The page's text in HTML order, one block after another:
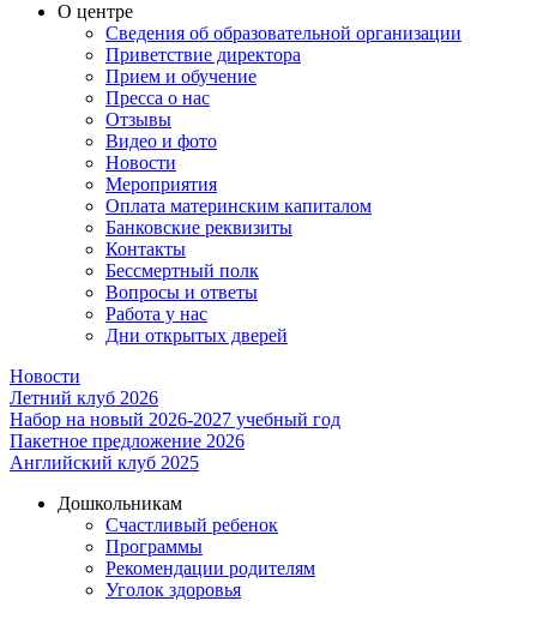
О центре
Сведения об образовательной организации
Приветствие директора
Прием и обучение
Пресса о нас
Отзывы
Видео и фото
Новости
Мероприятия
Оплата материнским капиталом
Банковские реквизиты
Контакты
Бессмертный полк
Вопросы и ответы
Работа у нас
Дни открытых дверей
Новости
Летний клуб 2026
Набор на новый 2026-2027 учебный год
Пакетное предложение 2026
Английский клуб 2025
Дошкольникам
Счастливый ребенок
Программы
Рекомендации родителям
Уголок здоровья